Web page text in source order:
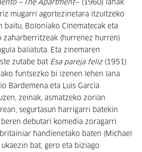
— The Apartment— (1960) lanak
mugarri agortezinetara itzultzeko
baitu, Boloniako Cinematecak eta
zaharberritzeak (hurrenez hurren)
baliatuta. Eta zinemaren
zutabe bat Esa pareja feliz(1951)
funtsezko bi izenen lehen lana
Bardemena eta Luis García
zeinak, asmatzeko zorian
segurtasun harrigarri batekin
debutari komedia zoragarri
handienetako baten (Michael
bat, gero eta biziago